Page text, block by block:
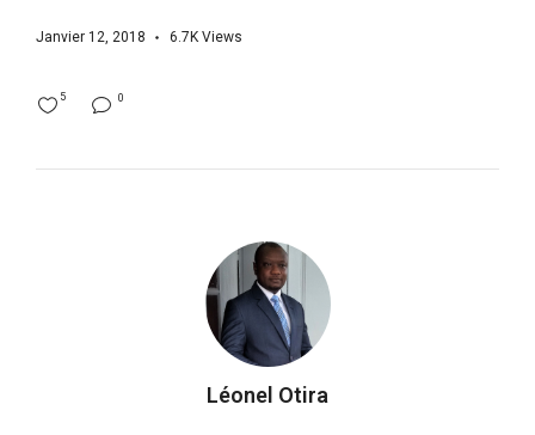
Janvier 12, 2018 6.7K Views
0
5
Léonel Otira